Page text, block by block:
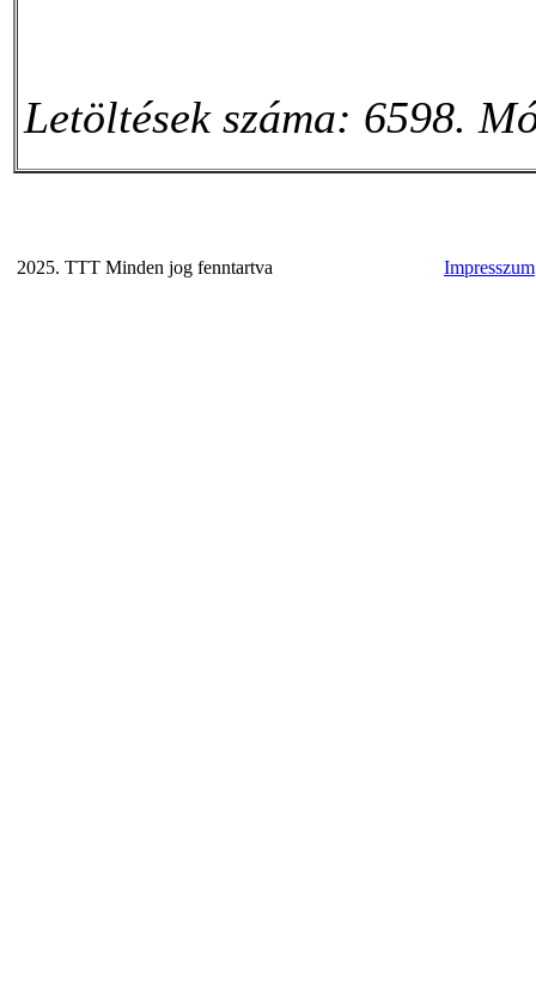
Letöltések száma: 6598.
2025. TTT Minden jog fenntartva Impresszum